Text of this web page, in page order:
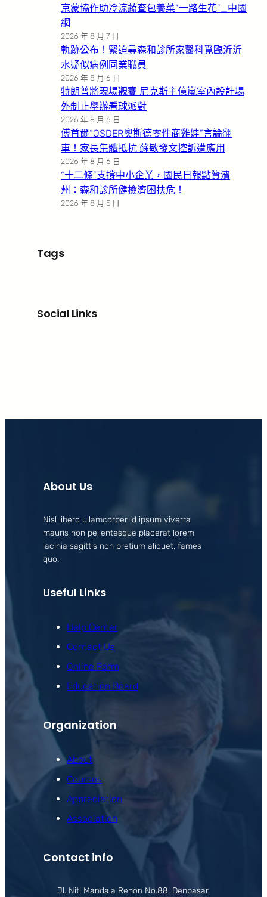
京蒙協作助冷涼蔬查包養菜“一路生花”_中國
網
2026 年 8 月 7 日
軌跡公布！緊迫尋森和診所家醫科覓臨沂沂
水疑似病例同業職員
2026 年 8 月 6 日
特朗普將現場觀賽 尼克斯主億嵐室內設計場
外制止舉辦看球派對
2026 年 8 月 6 日
傅首爾“OSDER奧斯德零件商雞娃”言論翻
車！家長集體抵抗 蘇敏發文控訴遭應用
2026 年 8 月 6 日
“十二條”支撐中小企業，國民日報點贊濱
州：森和診所健檢濟困扶危！
2026 年 8 月 5 日
Tags
Social Links
About Us
Nisl libero ullamcorper id ipsum viverra
mauris non pellentesque placerat lorem
lacinia sagittis non pretium aliquet, fames
quo.
Useful Links
Help Center
Contact Us
Online Form
Education Board
Organization
About
Courses
Appreciation
Association
Contact info
Jl. Niti Mandala Renon No.88, Denpasar,